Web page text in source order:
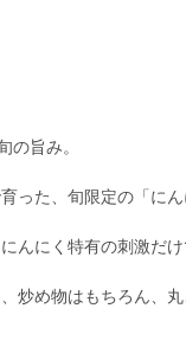
の旨み。
った、旬限定の「にん
んにく特有の刺激だ
炒め物はもちろん、